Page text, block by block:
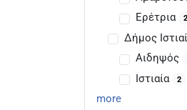
Ερέτρια 2
Δήμος
Αιδηψός
Ιστιαία 2
more